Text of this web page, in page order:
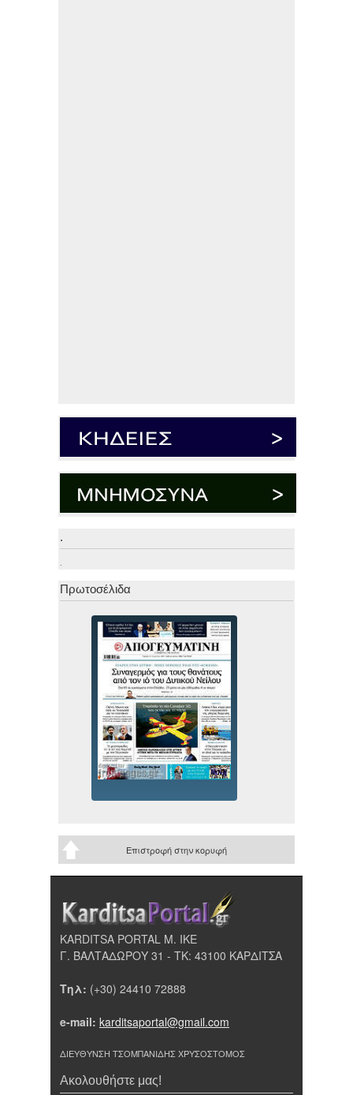
.
Πρωτοσέλιδα
Επιστροφή στην κορυφή
KARDITSA PORTAL Μ. ΙΚΕ
Γ. ΒΑΛΤΑΔΩΡΟΥ 31 - ΤΚ: 43100 ΚΑΡΔΙΤΣΑ
Τηλ: (+30) 24410 72888
e-mail: karditsaportal@gmail.com
ΔΙΕΥΘΥΝΣΗ ΤΣΟΜΠΑΝΙΔΗΣ ΧΡΥΣΟΣΤΟΜΟΣ
Ακολουθήστε μας!